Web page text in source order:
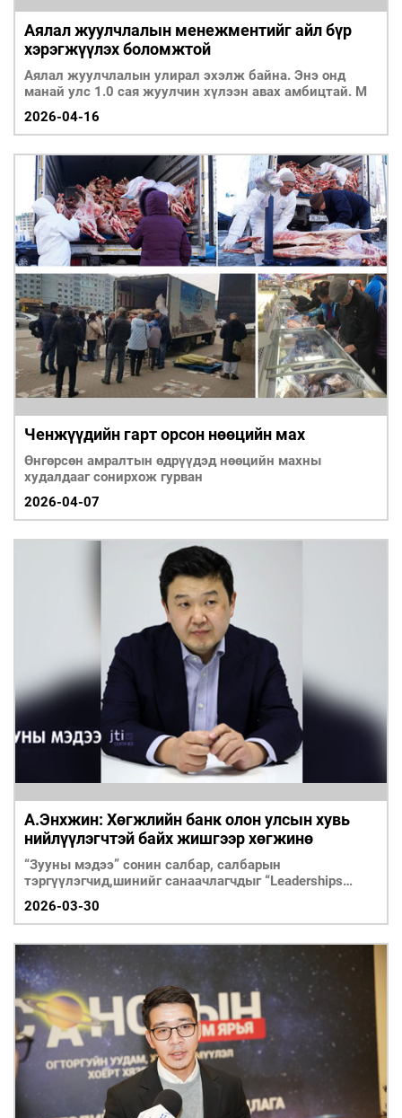
Аялал жуулчлалын менежментийг айл бүр
хэрэгжүүлэх боломжтой
Аялал жуулчлалын улирал эхэлж байна. Энэ онд
манай улс 1.0 сая жуулчин хүлээн авах амбицтай. М
2026-04-16
Ченжүүдийн гарт орсон нөөцийн мах
Өнгөрсөн амралтын өдрүүдэд нөөцийн махны
худалдааг сонирхож гурван
2026-04-07
А.Энхжин: Хөгжлийн банк олон улсын хувь
нийлүүлэгчтэй байх жишгээр хөгжинө
“Зууны мэдээ” сонин салбар, салбарын
тэргүүлэгчид,шинийг санаачлагчдыг “Leaderships
forum” буландаа урьж тэдний сонирхолтой шийдэл
2026-03-30